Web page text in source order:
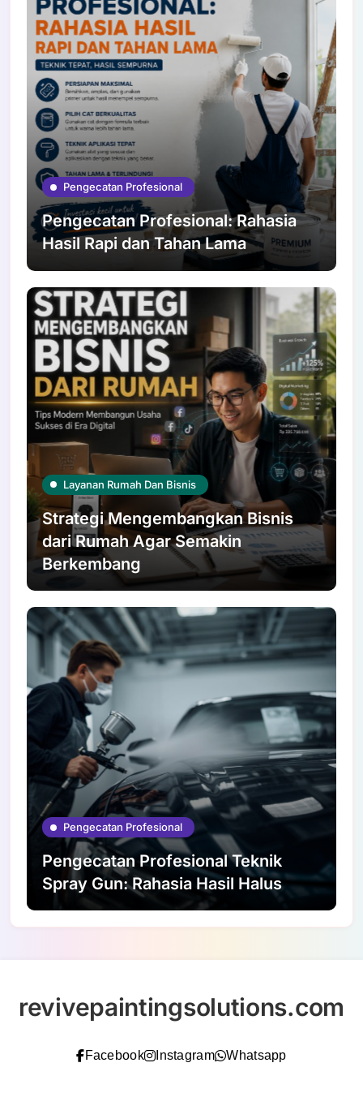
Pengecatan Profesional
Pengecatan Profesional: Rahasia
Hasil Rapi dan Tahan Lama
Layanan Rumah Dan Bisnis
Strategi Mengembangkan Bisnis
dari Rumah Agar Semakin
Berkembang
Pengecatan Profesional
Pengecatan Profesional Teknik
Spray Gun: Rahasia Hasil Halus
revivepaintingsolutions.com
Facebook Instagram Whatsapp